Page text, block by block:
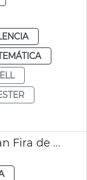
Balance paseos en barca Gran Fira de València